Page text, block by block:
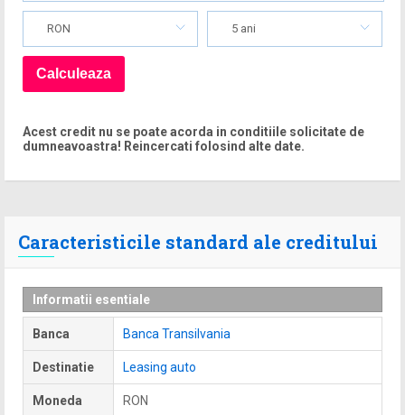
RON 5 ani
Acest credit nu se poate acorda in conditiile solicitate de
dumneavoastra! Reincercati folosind alte date.
Caracteristicile standard ale creditului
Informatii esentiale
Banca Banca Transilvania
Destinatie Leasing auto
Moneda RON